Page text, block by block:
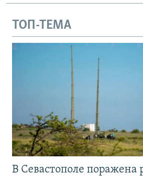
ТОП-ТЕМА
В Севастополе поражена